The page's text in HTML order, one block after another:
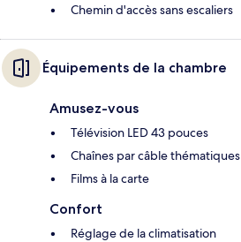
Chemin d'accès sans escaliers
Équipements de la chambre
Amusez-vous
Télévision LED 43 pouces
Chaînes par câble thématiques
Films à la carte
Confort
Réglage de la climatisation